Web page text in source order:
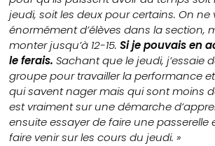
jeudi, soit les deux pour certains. On ne
énormément d’élèves dans la section,
monter jusqu’à 12-15.Si je pouvais en
le ferais.Sachant que le jeudi, j’essaie
groupe pour travailler la performance
qui savent nager mais qui sont moins
est vraiment sur une démarche
ensuite essayer de faire une passerelle
faire venir sur les cours du jeudi. »